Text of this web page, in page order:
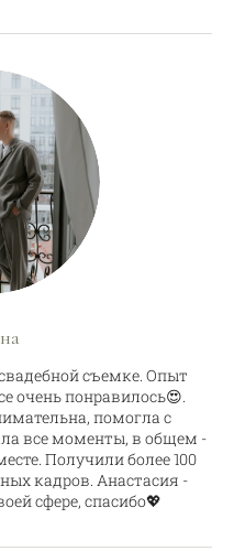
съемке. Опыт
очень понравилось😍.
помогла с
все моменты, в общем -
Получили более 100
кадров. Анастасия -
сфере, спасибо💖